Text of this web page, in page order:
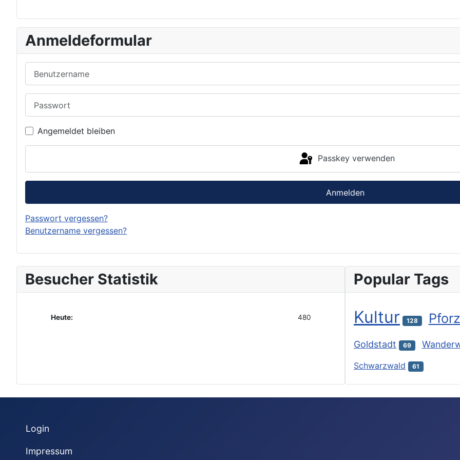
Anmeldeformular
Angemeldet bleiben
Passkey verwenden
Anmelden
Passwort vergessen?
Benutzername vergessen?
Besucher Statistik
Heute: 480
Popular Tags
Kultur 128
Goldstadt 69
Schwarzwald 61
Login
Impressum